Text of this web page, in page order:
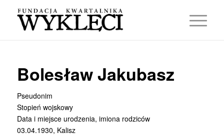
Bolesław Jakubasz
Pseudonim
Stopień wojskowy
Data i miejsce urodzenia, imiona rodziców
03.04.1930, Kalisz